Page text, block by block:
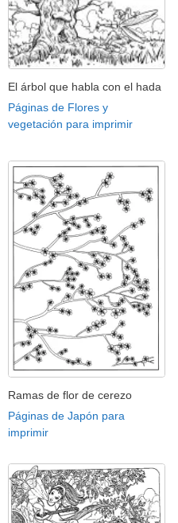
El árbol que habla con el hada
Páginas de Flores y
vegetación para imprimir
Ramas de flor de cerezo
Páginas de Japón para
imprimir